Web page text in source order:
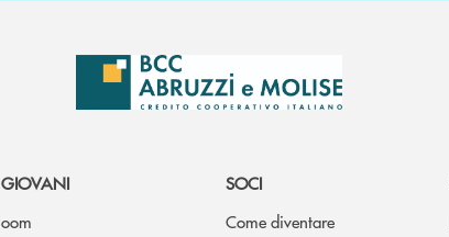
GIOVANI
oom
SOCI
Come diventare